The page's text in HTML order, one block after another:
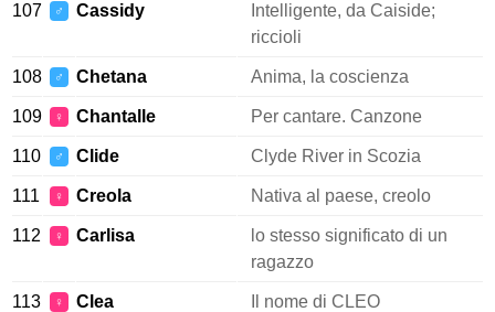
107 ♂ Cassidy
Intelligente, da Caiside;
riccioli
108 ♂ Chetana Anima, la coscienza
109 ♀ Chantalle Per cantare. Canzone
110 ♂ Clide Clyde River in Scozia
111 ♀ Creola Nativa al paese, creolo
112 ♀ Carlisa
lo stesso significato di un
ragazzo
113 ♀ Clea Il nome di CLEO